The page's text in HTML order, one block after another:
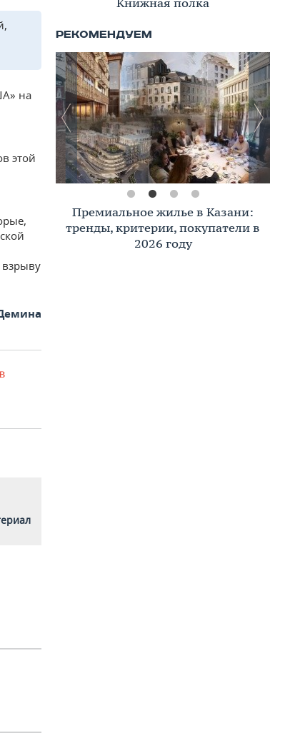
на
этой
взрыву
Премиальное жилье в Казани:
тренды, критерии, покупатели в
2026 году